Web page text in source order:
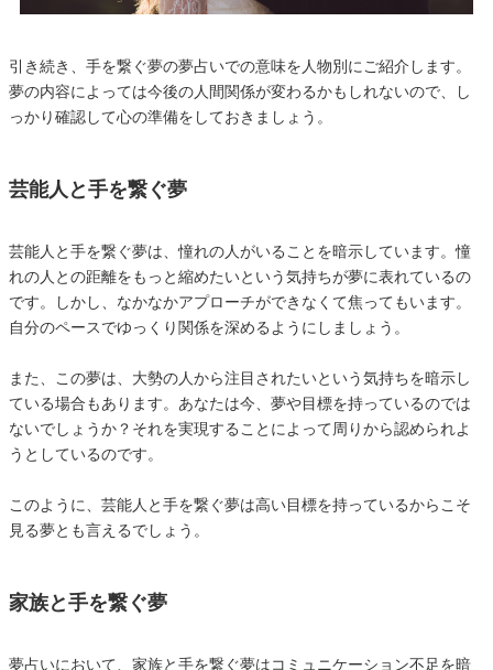
引き続き、手を繋ぐ夢の夢占いでの意味を人物別にご紹介します。
夢の内容によっては今後の人間関係が変わるかもしれないので、し
っかり確認して心の準備をしておきましょう。
芸能人と手を繋ぐ夢
芸能人と手を繋ぐ夢は、憧れの人がいることを暗示しています。憧
れの人との距離をもっと縮めたいという気持ちが夢に表れているの
です。しかし、なかなかアプローチができなくて焦ってもいます。
自分のペースでゆっくり関係を深めるようにしましょう。
また、この夢は、大勢の人から注目されたいという気持ちを暗示し
ている場合もあります。あなたは今、夢や目標を持っているのでは
ないでしょうか？それを実現することによって周りから認められよ
うとしているのです。
このように、芸能人と手を繋ぐ夢は高い目標を持っているからこそ
見る夢とも言えるでしょう。
家族と手を繋ぐ夢
夢占いにおいて、家族と手を繋ぐ夢はコミュニケーション不足を暗